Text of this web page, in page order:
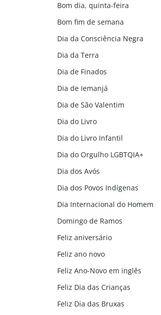
Bom dia, quinta-feira
Bom fim de semana
Dia da Consciência Negra
Dia da Terra
Dia de Finados
Dia de Iemanjá
Dia de São Valentim
Dia do Livro
Dia do Livro Infantil
Dia do Orgulho LGBTQIA+
Dia dos Avós
Dia dos Povos Indígenas
Dia Internacional do Homem
Domingo de Ramos
Feliz aniversário
Feliz ano novo
Feliz Ano-Novo em inglês
Feliz Dia das Crianças
Feliz Dia das Bruxas